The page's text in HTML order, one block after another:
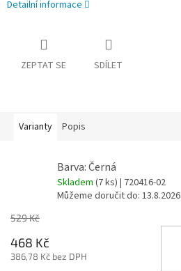
Detailní informace
ZEPTAT SE SDÍLET
Varianty Popis
Barva: Černá
Skladem (7 ks) | 720416-02
Můžeme doručit do: 13.8.2026
529 Kč
468 Kč
386,78 Kč bez DPH